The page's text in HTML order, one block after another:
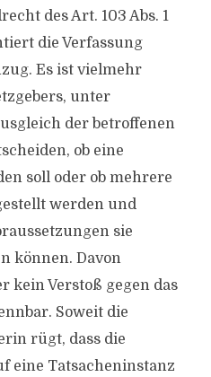
des Art. 103 Abs. 1
die Verfassung
Es ist vielmehr
unter
der betroffenen
ob eine
soll oder ob mehrere
werden und
sie
können. Davon
kein Verstoß gegen das
Soweit die
rügt, dass die
eine Tatsacheninstanz